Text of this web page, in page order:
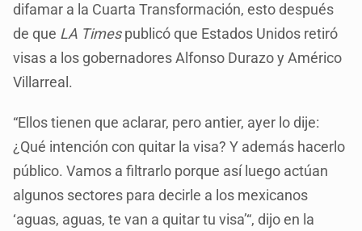
difamar a la Cuarta Transformación, esto después
de que LA Timespublicó que Estados Unidos retiró
visas a los gobernadores Alfonso Durazo y Américo
Villarreal.
“Ellos tienen que aclarar, pero antier, ayer lo dije:
¿Qué intención con quitar la visa? Y además hacerlo
público. Vamos a filtrarlo porque así luego actúan
algunos sectores para decirle a los mexicanos
‘aguas, aguas, te van a quitar tu visa’“, dijo en la